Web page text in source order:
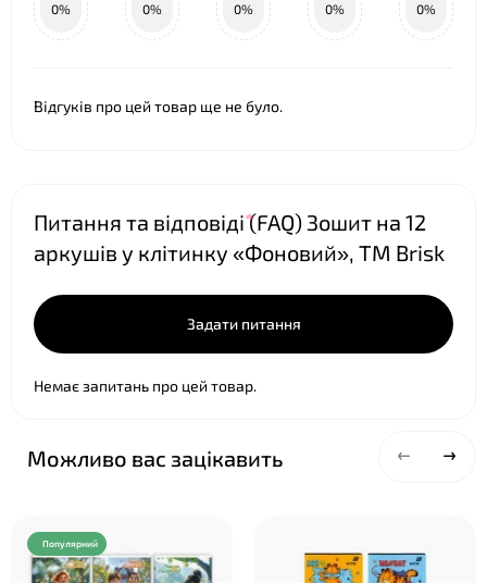
0% 0% 0% 0% 0%
Відгуків про цей товар ще не було.
Питання та відповіді (FAQ) Зошит на 12
аркушів у клітинку «Фоновий», ТМ Brisk
Задати питання
Немає запитань про цей товар.
Можливо вас зацікавить
Популярний